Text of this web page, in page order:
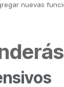
nuevas